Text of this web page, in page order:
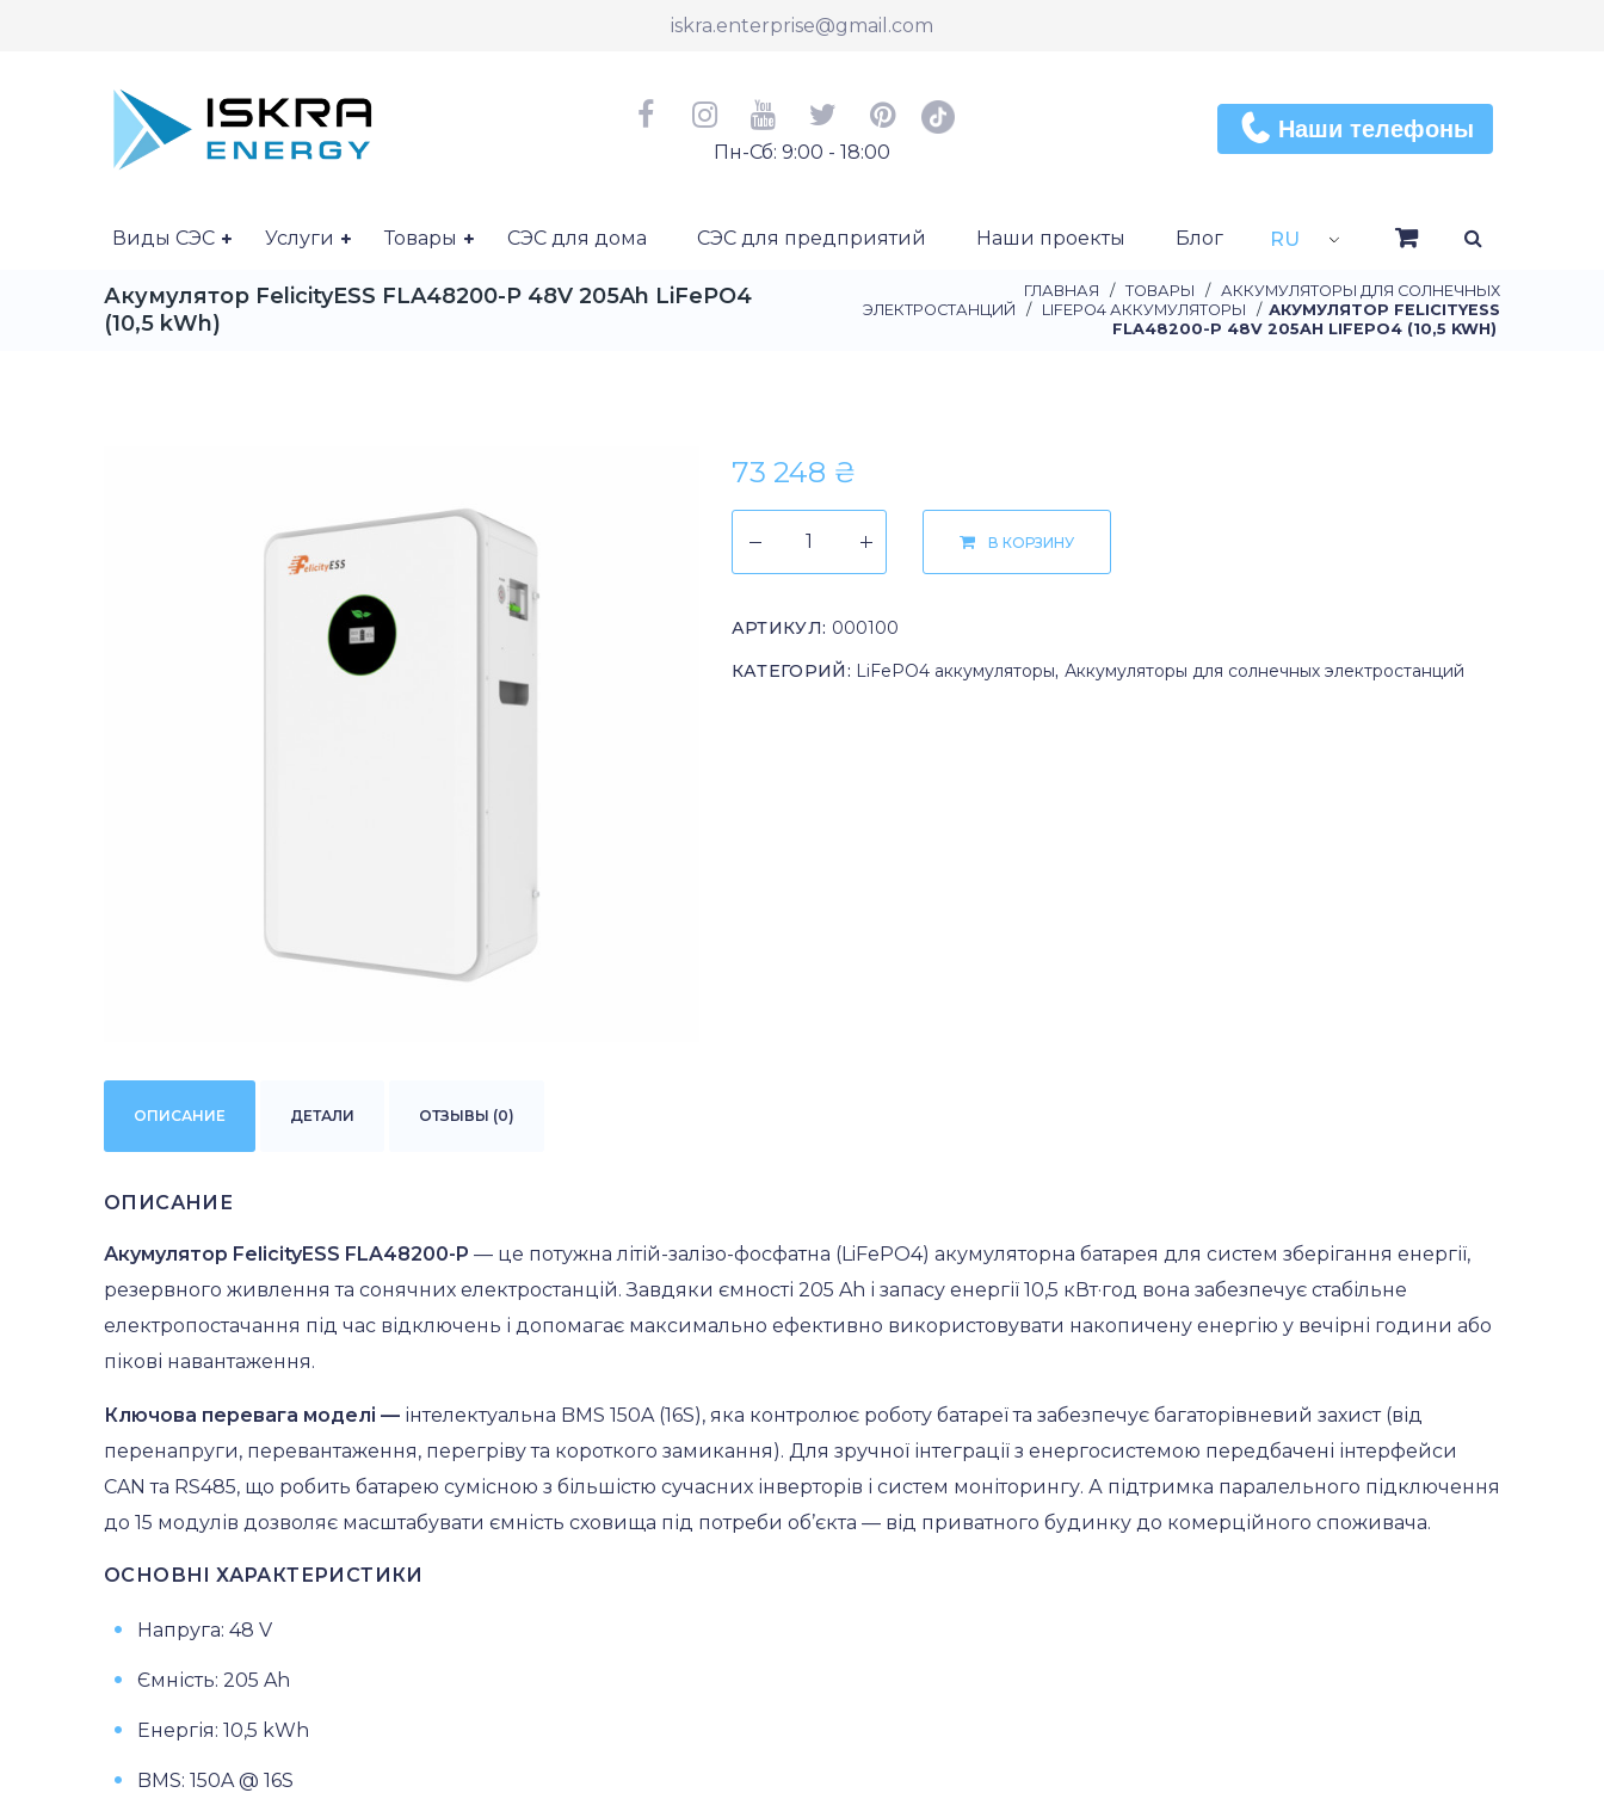
iskra.enterprise@gmail.com
Пн-Сб: 9:00 - 18:00
Наши телефоны
Виды СЭС Услуги Товары СЭС для дома СЭС для предприятий Наши проекты Блог RU
Акумулятор FelicityESS FLA48200-P 48V 205Ah LiFePO4
(10,5 kWh)
ГЛАВНАЯ / ТОВАРЫ / АККУМУЛЯТОРЫ ДЛЯ СОЛНЕЧНЫХ
ЭЛЕКТРОСТАНЦИЙ
/ LIFEPO4 АККУМУЛЯТОРЫ / АКУМУЛЯТОР FELICITYESS
FLA48200-P 48V 205AH LIFEPO4 (10,5 KWH)
73 248 ₴
В КОРЗИНУ
АРТИКУЛ: 000100
КАТЕГОРИЙ: LiFePO4 аккумуляторы,Аккумуляторы для солнечных электростанций
ОПИСАНИЕ ДЕТАЛИ ОТЗЫВЫ (0)
ОПИСАНИЕ
Акумулятор FelicityESS FLA48200-P — це потужна літій-залізо-фосфатна (LiFePO4) акумуляторна батарея для систем зберігання енергії,
резервного живлення та сонячних електростанцій. Завдяки ємності 205 Ah і запасу енергії 10,5 кВт·год вона забезпечує стабільне
електропостачання під час відключень і допомагає максимально ефективно використовувати накопичену енергію у вечірні години або
пікові навантаження.
Ключова перевага моделі — інтелектуальна BMS 150A (16S), яка контролює роботу батареї та забезпечує багаторівневий захист (від
перенапруги, перевантаження, перегріву та короткого замикання). Для зручної інтеграції з енергосистемою передбачені інтерфейси
CAN та RS485, що робить батарею сумісною з більшістю сучасних інверторів і систем моніторингу. А підтримка паралельного підключення
до 15 модулів дозволяє масштабувати ємність сховища під потреби об’єкта — від приватного будинку до комерційного споживача.
ОСНОВНІ ХАРАКТЕРИСТИКИ
Напруга: 48 V
Ємність: 205 Ah
Енергія: 10,5 kWh
BMS: 150A @ 16S